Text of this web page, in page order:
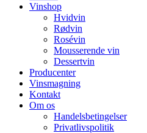
Vinshop
Hvidvin
Rødvin
Rosévin
Mousserende vin
Dessertvin
Producenter
Vinsmagning
Kontakt
Om os
Handelsbetingelser
Privatlivspolitik